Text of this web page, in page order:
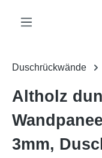
Duschrückwände
Altholz
3mm,